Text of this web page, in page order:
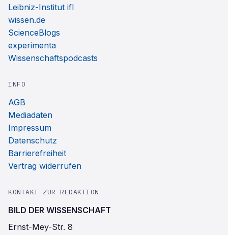
Leibniz-Institut ifl
wissen.de
ScienceBlogs
experimenta
Wissenschaftspodcasts
INFO
AGB
Mediadaten
Impressum
Datenschutz
Barrierefreiheit
Vertrag widerrufen
KONTAKT ZUR REDAKTION
BILD DER WISSENSCHAFT
Ernst-Mey-Str. 8